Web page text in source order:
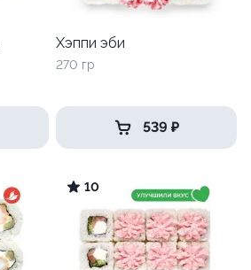
Хэппи эби
270 гр
539 ₽
10